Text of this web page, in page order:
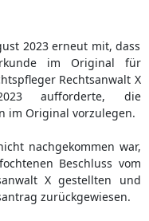
2023 erneut mit, dass
im Original für
Rechtsanwalt X
aufforderte, die
im Original vorzulegen.
nachgekommen war,
Beschluss vom
X gestellten und
zurückgewiesen.